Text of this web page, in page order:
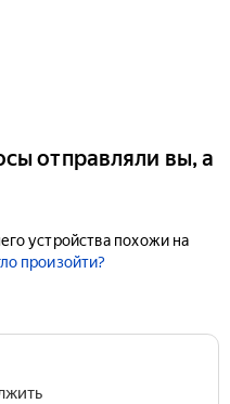
отправляли вы, а
устройства похожи на
произойти?